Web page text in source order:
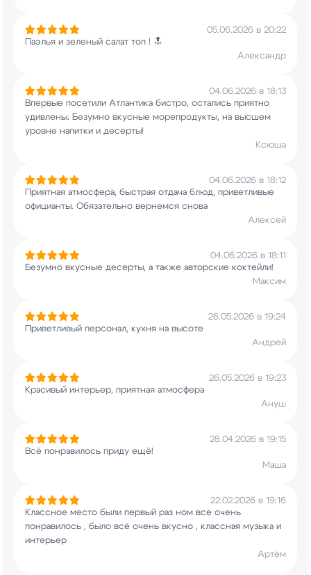
05.06.2026 в 20:22
Паэлья и зеленый салат топ ! 🔝
Александр
04.06.2026 в 18:13
Впервые посетили Атлантика бистро, остались приятно
удивлены. Безумно вкусные морепродукты, на высшем
уровне напитки и десерты!
Ксюша
04.06.2026 в 18:12
Приятная атмосфера, быстрая отдача блюд, приветливые
официанты. Обязательно вернемся снова
Алексей
04.06.2026 в 18:11
Безумно вкусные десерты, а также авторские коктейли!
Максим
26.05.2026 в 19:24
Приветливый персонал, кухня на высоте
Андрей
26.05.2026 в 19:23
Красивый интерьер, приятная атмосфера
Ануш
28.04.2026 в 19:15
Всё понравилось приду ещё!
Маша
22.02.2026 в 19:16
Классное место были первый раз ном все очень
понравилось , было всё очень вкусно , классная музыка и
интерьер
Артём